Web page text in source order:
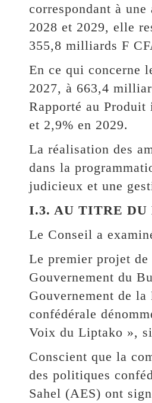
correspondant à
2028 et 2029, elle
355,8 milliards F
En ce qui concerne
2027, à 663,4
Rapporté au
et 2,9% en 2029.
La réalisation des
dans la
judicieux et une
I.3. AU TITRE DU
Le Conseil a
Le premier projet
Gouvernement du
Gouvernement de
confédérale
Voix du Liptako »,
Conscient que la
des politiques
Sahel (AES) ont